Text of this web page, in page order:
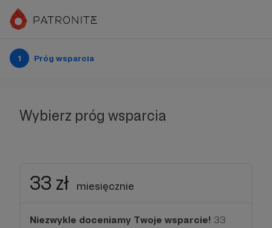
1 Próg wsparcia
Wybierz próg wsparcia
33 zł miesięcznie
Niezwykle doceniamy Twoje wsparcie! 33